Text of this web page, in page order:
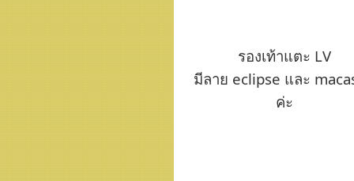
รองเท้าแตะ LV
มีลาย eclipse และ
ค่ะ